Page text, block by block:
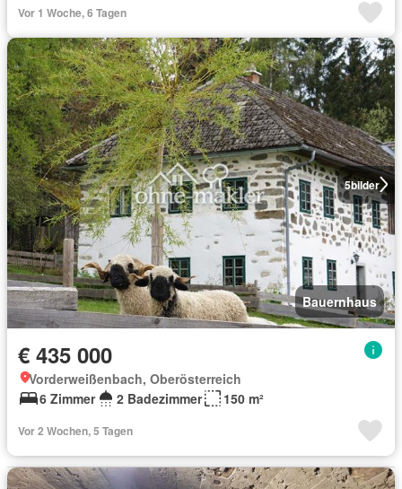
Vor 1 Woche, 6 Tagen
5bilder
Bauernhaus
€ 435 000
Vorderweißenbach, Oberösterreich
6 Zimmer
2 Badezimmer 150 m²
Vor 2 Wochen, 5 Tagen